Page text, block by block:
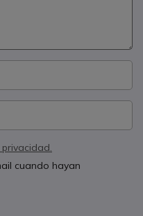
cuando hayan